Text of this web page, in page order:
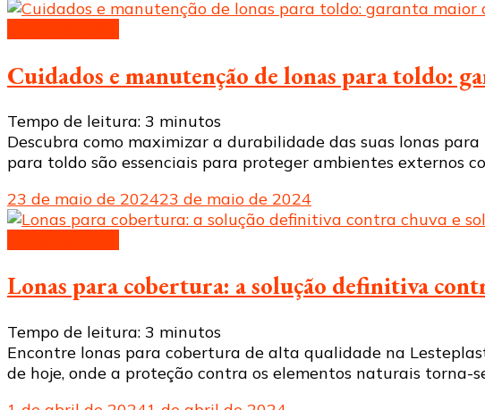
Cuidados e manutenção de lonas para toldo:
Tempo de leitura: 3 minutos
Descubra como maximizar a durabilidade das suas lonas
para toldo são essenciais para proteger ambientes externos
23 de maio de 202423 de maio de 2024
Lonas para cobertura: a solução definitiva
Tempo de leitura: 3 minutos
Encontre lonas para cobertura de alta qualidade na
de hoje, onde a proteção contra os elementos naturais torna-